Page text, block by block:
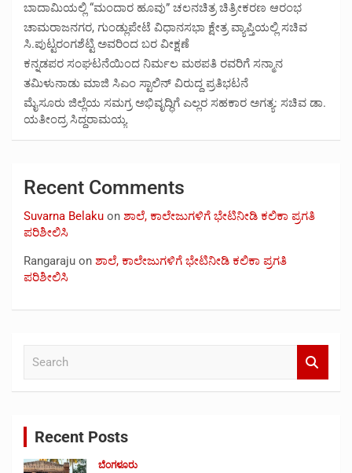
ಬಾದಾಮಿಯಲ್ಲಿ “ಮಂದಾರ ಹೂವು” ಚಲನಚಿತ್ರ ಚಿತ್ರೀಕರಣ ಆರಂಭ
ಚಾಮರಾಜನಗರ, ಗುಂಡ್ಲುಪೇಟೆ ವಿಧಾನಸಭಾ ಕ್ಷೇತ್ರ ವ್ಯಾಪ್ತಿಯಲ್ಲಿ ಸಚಿವ
ಸಿ.ಪುಟ್ಟರಂಗಶೆಟ್ಟಿ ಅವರಿಂದ ಬರ ವೀಕ್ಷಣೆ
ಕನ್ನಡಪರ ಸಂಘಟನೆಯಿಂದ ನಿರ್ಮಲ ಮಠಪತಿ ರವರಿಗೆ ಸನ್ಮಾನ
ತಮಿಳುನಾಡು ಮಾಜಿ ಸಿಎಂ ಸ್ಟಾಲಿನ್ ವಿರುದ್ದ ಪ್ರತಿಭಟನೆ
ಮೈಸೂರು ಜಿಲ್ಲೆಯ ಸಮಗ್ರ ಅಭಿವೃದ್ಧಿಗೆ ಎಲ್ಲರ ಸಹಕಾರ ಅಗತ್ಯ: ಸಚಿವ ಡಾ.
ಯತೀಂದ್ರ ಸಿದ್ದರಾಮಯ್ಯ
Recent Comments
Suvarna Belaku on ಶಾಲೆ, ಕಾಲೇಜುಗಳಿಗೆ ಭೇಟಿನೀಡಿ ಕಲಿಕಾ ಪ್ರಗತಿ
ಪರಿಶೀಲಿಸಿ
Rangaraju on ಶಾಲೆ, ಕಾಲೇಜುಗಳಿಗೆ ಭೇಟಿನೀಡಿ ಕಲಿಕಾ ಪ್ರಗತಿ
ಪರಿಶೀಲಿಸಿ
Recent Posts
ಬೆಂಗಳೂರು